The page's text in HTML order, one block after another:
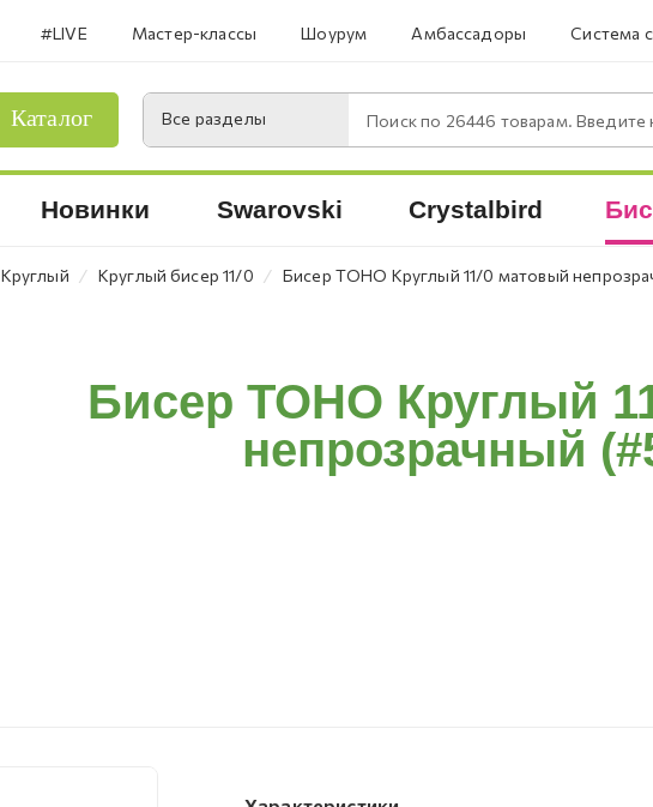
#LIVE Мастер-классы Шоурум Амбассадоры Система
Каталог Все разделы Поиск по 26446 товарам. Введите
Новинки Swarovski Crystalbird
Круглый ⁄ Круглый бисер 11/0 ⁄ Бисер TOHO Круглый 11/0 матовый
Бисер TOHO Круглый
непрозрачный